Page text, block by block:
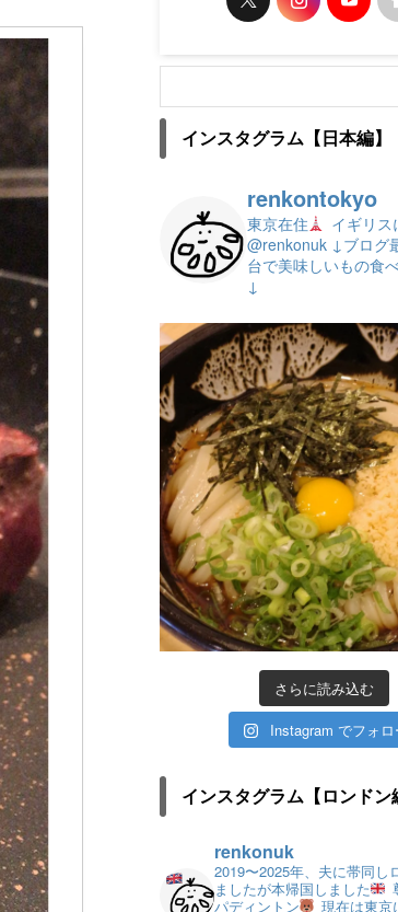
インスタグラム【日本編】
renkontokyo
東京在住
イギリス
@renkonuk ↓ブログ
台で美味しいもの食
↓
さらに読み込む
Instagram でフォロ
インスタグラム【ロンドン
renkonuk
2019〜2025年、夫に帯同し
ましたが本帰国しました
パディントン
現在は東京